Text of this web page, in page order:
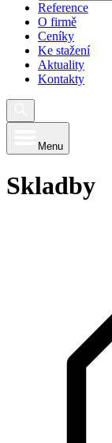
Reference
O firmě
Ceníky
Ke stažení
Aktuality
Kontakty
Menu
Skladby